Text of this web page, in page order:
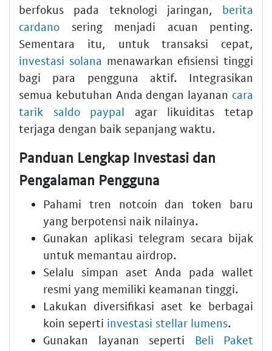
berfokus pada teknologi jaringan, berita
cardano sering menjadi acuan penting.
Sementara itu, untuk transaksi cepat,
investasi solana menawarkan efisiensi tinggi
bagi para pengguna aktif. Integrasikan
semua kebutuhan Anda dengan layanan cara
tarik saldo paypal agar likuiditas tetap
terjaga dengan baik sepanjang waktu.
Panduan Lengkap Investasi dan
Pengalaman Pengguna
Pahami tren notcoin dan token baru
yang berpotensi naik nilainya.
Gunakan aplikasi telegram secara bijak
untuk memantau airdrop.
Selalu simpan aset Anda pada wallet
resmi yang memiliki keamanan tinggi.
Lakukan diversifikasi aset ke berbagai
koin seperti investasi stellar lumens.
Gunakan layanan seperti Beli Paket